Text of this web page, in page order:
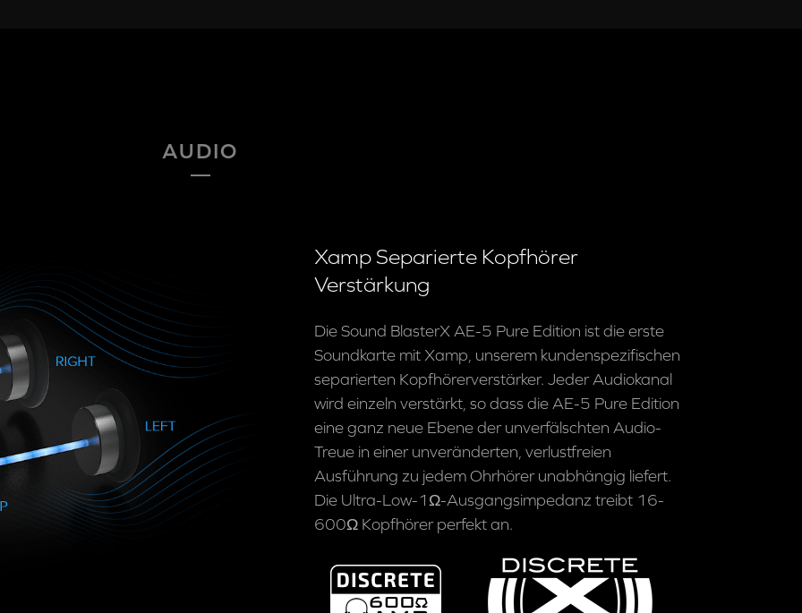
AUDIO
Xamp Separierte Kopfhörer
Verstärkung
Die Sound BlasterX AE-5 Pure Edition ist die erste
Soundkarte mit Xamp, unserem kundenspezifischen
separierten Kopfhörerverstärker. Jeder Audiokanal
wird einzeln verstärkt, so dass die AE-5 Pure Edition
eine ganz neue Ebene der unverfälschten Audio-
Treue in einer unveränderten, verlustfreien
Ausführung zu jedem Ohrhörer unabhängig liefert.
Die Ultra-Low-1Ω-Ausgangsimpedanz treibt 16-
600Ω Kopfhörer perfekt an.